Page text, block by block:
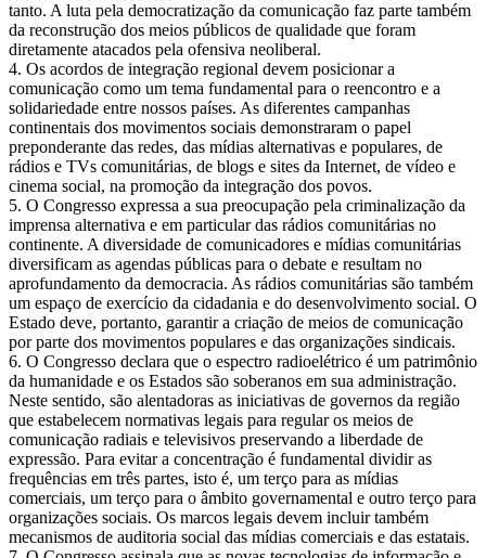
tanto. A luta pela democratização da comunicação faz parte também
da reconstrução dos meios públicos de qualidade que foram
diretamente atacados pela ofensiva neoliberal.
4. Os acordos de integração regional devem posicionar a
comunicação como um tema fundamental para o reencontro e a
solidariedade entre nossos países. As diferentes campanhas
continentais dos movimentos sociais demonstraram o papel
preponderante das redes, das mídias alternativas e populares, de
rádios e TVs comunitárias, de blogs e sites da Internet, de vídeo e
cinema social, na promoção da integração dos povos.
5. O Congresso expressa a sua preocupação pela criminalização da
imprensa alternativa e em particular das rádios comunitárias no
continente. A diversidade de comunicadores e mídias comunitárias
diversificam as agendas públicas para o debate e resultam no
aprofundamento da democracia. As rádios comunitárias são também
um espaço de exercício da cidadania e do desenvolvimento social. O
Estado deve, portanto, garantir a criação de meios de comunicação
por parte dos movimentos populares e das organizações sindicais.
6. O Congresso declara que o espectro radioelétrico é um patrimônio
da humanidade e os Estados são soberanos em sua administração.
Neste sentido, são alentadoras as iniciativas de governos da região
que estabelecem normativas legais para regular os meios de
comunicação radiais e televisivos preservando a liberdade de
expressão. Para evitar a concentração é fundamental dividir as
frequências em três partes, isto é, um terço para as mídias
comerciais, um terço para o âmbito governamental e outro terço para
organizações sociais. Os marcos legais devem incluir também
mecanismos de auditoria social das mídias comerciais e das estatais.